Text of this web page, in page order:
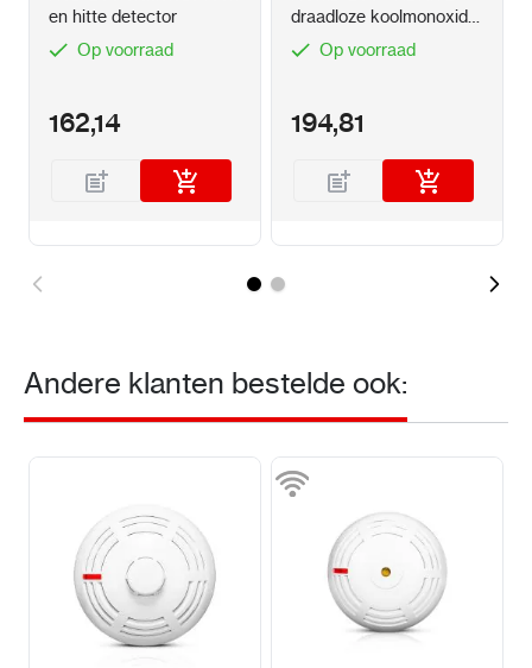
en hitte detector
Op voorraad
162,14
draadloze koolmonoxide
detector
Op voorraad
194,81
Andere klanten bestelde ook: